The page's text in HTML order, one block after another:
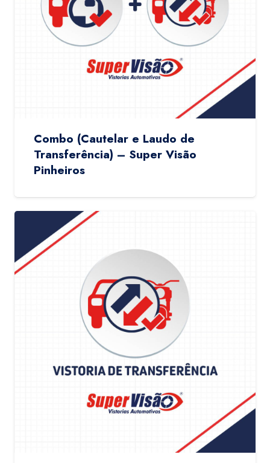
Combo (Cautelar e Laudo de
Transferência) – Super Visão
Pinheiros